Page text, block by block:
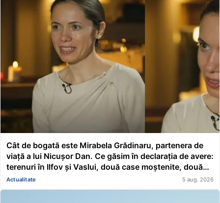
Cât de bogată este Mirabela Grădinaru, partenera de
viață a lui Nicușor Dan. Ce găsim în declarația de avere:
terenuri în Ilfov și Vaslui, două case moștenite, două
mașini, acțiuni Renault și un împrumut de peste
116.000 de lei acordat unei asociații
Actualitate 5 aug. 2026